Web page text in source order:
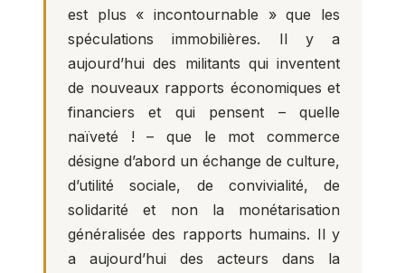
est plus « incontournable » que les
spéculations immobilières. Il y a
aujourd’hui des militants qui inventent
de nouveaux rapports économiques et
financiers et qui pensent – quelle
naïveté ! – que le mot commerce
désigne d’abord un échange de culture,
d’utilité sociale, de convivialité, de
solidarité et non la monétarisation
généralisée des rapports humains. Il y
a aujourd’hui des acteurs dans la